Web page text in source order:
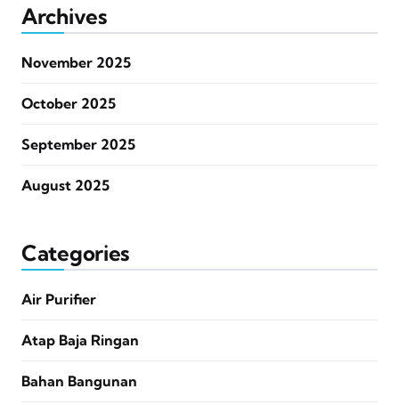
Archives
November 2025
October 2025
September 2025
August 2025
Categories
Air Purifier
Atap Baja Ringan
Bahan Bangunan